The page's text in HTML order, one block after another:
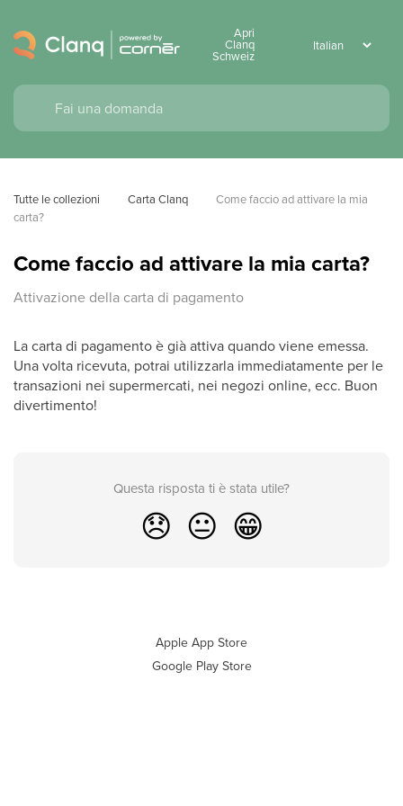
Apri
Clanq
Schweiz
Tutte le collezioni Carta Clanq
Come faccio ad attivare la mia
carta?
Come faccio ad attivare la mia carta?
Attivazione della carta di pagamento
La carta di pagamento è già attiva quando viene emessa.
Una volta ricevuta, potrai utilizzarla immediatamente per le
transazioni nei supermercati, nei negozi online, ecc. Buon
divertimento!
Questa risposta ti è stata utile?
😞 😐 😁
Apple App Store
Google Play Store